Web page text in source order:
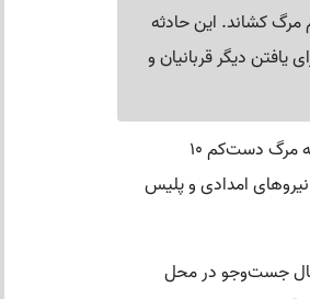
کنیا، دست‌کم 10 دانش‌آموز را به کام مرگ کشاند. این حادثه
دیگر قربانیان و
در منطقه ناکورو واقع در کنیا، به مرگ دست‌کم ۱۰
امدادی و پلیس
حال جست‌وجو در محل